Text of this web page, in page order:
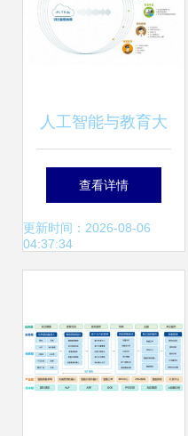
人工智能与教育大
会 科大讯飞如何证
明AI技术在教育咨
查看详情
更新时间：2026-08-06
04:37:34